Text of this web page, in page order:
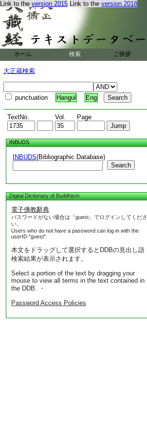
Link to the version 2015 Link to the version 2018
ホーム 検索 ご挨拶
大正蔵検索
punctuation Hangul Eng
TextNo. Vol. Page
INBUDS
INBUDS(Bibliographic Database)
Search
Digital Dictionary of Buddhism
電子佛教辭典
パスワードがない場合は「guest」でログインしてくださ
い。
Users who do not have a password can log in with the
userID "guest".
本文をドラッグして選択するとDDBの見出し語
検索結果が表示されます。
Select a portion of the text by dragging your
mouse to view all terms in the text contained in
the DDB. ・
Password Access Policies